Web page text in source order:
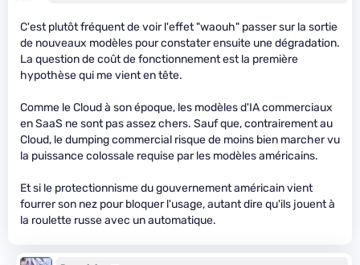
C'est plutôt fréquent de voir l'effet "waouh" passer sur la sortie
de nouveaux modèles pour constater ensuite une dégradation.
La question de coût de fonctionnement est la première
hypothèse qui me vient en tête.
Comme le Cloud à son époque, les modèles d'IA commerciaux
en SaaS ne sont pas assez chers. Sauf que, contrairement au
Cloud, le dumping commercial risque de moins bien marcher vu
la puissance colossale requise par les modèles américains.
Et si le protectionnisme du gouvernement américain vient
fourrer son nez pour bloquer l'usage, autant dire qu'ils jouent à
la roulette russe avec un automatique.